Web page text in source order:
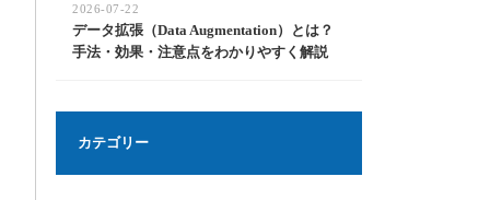
データ拡張（Data Augmentation）とは？
手法・効果・注意点をわかりやすく解説
2026-07-22
カテゴリー